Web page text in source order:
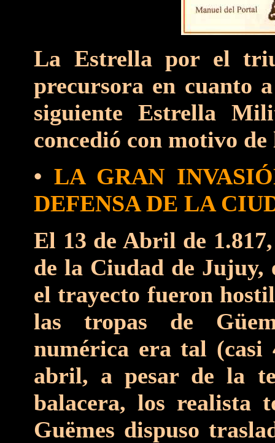
La Estrella por el
precursora en cuanto
siguiente Estrella
concedió con motivo
• LA GRAN
DEFENSA DE LA
El 13 de Abril de
de la Ciudad de Jujuy,
el trayecto fueron
las tropas de
numérica era tal (casi
abril, a pesar de la
balacera, los realista
Guëmes dispuso